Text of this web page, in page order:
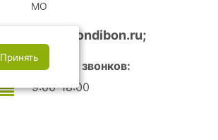
МО
info@bondibon.ru;
Время приема звонков:
9:00-18:00
Принять